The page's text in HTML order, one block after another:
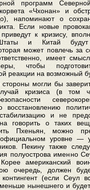
программ
«Чхонан» и
напоминают о
Если новые
к кризису,
и Китай
может повлечь за
имеет
чтобы
реакции на возможный
могли бы
кризиса (в том
и не
говорить о таких
Пхеньян, можно
уровне —
Пекину также
полуострова именно
американский
очередь, должен
контингент (если Сеул
нынешнего и